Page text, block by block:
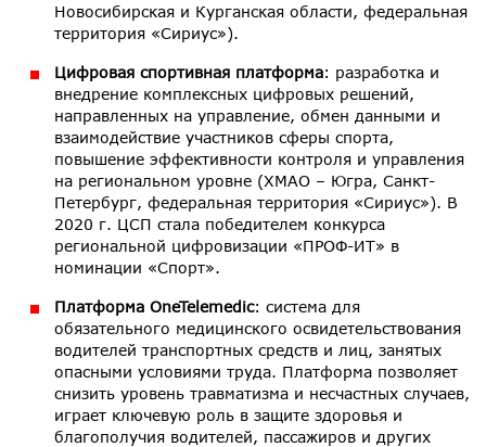
Новосибирская и Курганская области, федеральная
территория «Сириус»).
Цифровая спортивная платформа: разработка и
внедрение комплексных цифровых решений,
направленных на управление, обмен данными и
взаимодействие участников сферы спорта,
повышение эффективности контроля и управления
на региональном уровне (ХМАО – Югра, Санкт-
Петербург, федеральная территория «Сириус»). В
2020 г. ЦСП стала победителем конкурса
региональной цифровизации «ПРОФ-ИТ» в
номинации «Спорт».
Платформа OneTelemedic: система для
обязательного медицинского освидетельствования
водителей транспортных средств и лиц, занятых
опасными условиями труда. Платформа позволяет
снизить уровень травматизма и несчастных случаев,
играет ключевую роль в защите здоровья и
благополучия водителей, пассажиров и других